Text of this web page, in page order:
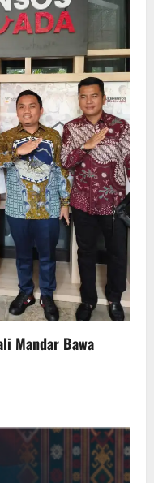
Mandar Bawa